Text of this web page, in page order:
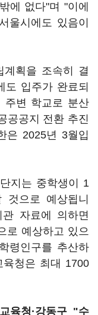
에 없다"며 "이에
울시에도 있음이
계획을 조속히 결
도 입주가 완료되
주변 학교로 분산
공공지 전환 추진
은 2025년 3월입
지는 중학생이 1
것으로 예상됩니
자료에 의하면
로 예상하고 있으
령인구를 추산하
청은 최대 1700
육청·강동구 "수